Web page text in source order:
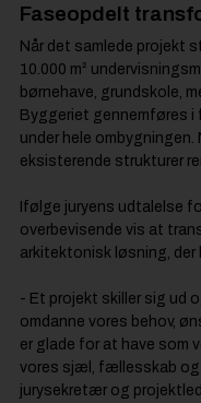
Faseopdelt
Når det samlede projekt
10.000 m²
børnehave, grundskole,
Byggeriet gennemføres i
under hele
eksisterende strukturer
Ifølge juryens udtalelse
overbevisende vis at
arkitektonisk løsning,
- Et projekt skiller sig ud
omdanne vores behov,
er glade for at have som
vores sjæl, fællesskab og
jurysekretær og